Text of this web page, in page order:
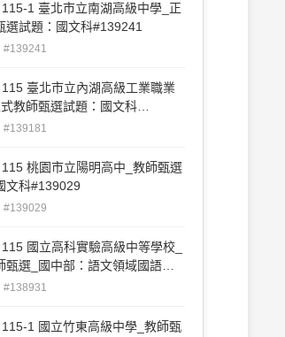
1 臺北市立南湖高級中學_正
選試題：國文科#139241
#139241
臺北市立內湖高級工業職業
教師甄選試題：國文科
#139181
桃園市立陽明高中_教師甄選
文科#139029
#139029
國立高科實驗高級中等學校_
甄選_國中部：語文領域國語文
#138931
1 國立竹東高級中學_教師甄